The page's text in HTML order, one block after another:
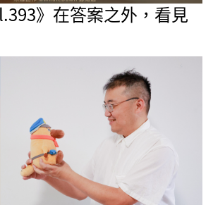
》在答案之外，看見